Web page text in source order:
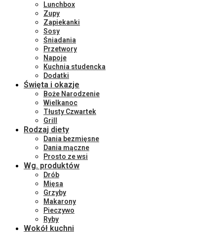
Lunchbox
Zupy
Zapiekanki
Sosy
Śniadania
Przetwory
Napoje
Kuchnia studencka
Dodatki
Święta i okazje
Boże Narodzenie
Wielkanoc
Tłusty Czwartek
Grill
Rodzaj diety
Dania bezmięsne
Dania mączne
Prosto ze wsi
Wg. produktów
Drób
Mięsa
Grzyby
Makarony
Pieczywo
Ryby
Wokół kuchni